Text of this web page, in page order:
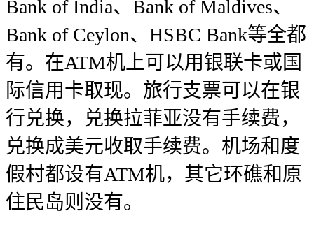
Bank of India、Bank of Maldives、
Bank of Ceylon、HSBC Bank等全都
有。在ATM机上可以用银联卡或国
际信用卡取现。旅行支票可以在银
行兑换，兑换拉菲亚没有手续费，
兑换成美元收取手续费。机场和度
假村都设有ATM机，其它环礁和原
住民岛则没有。